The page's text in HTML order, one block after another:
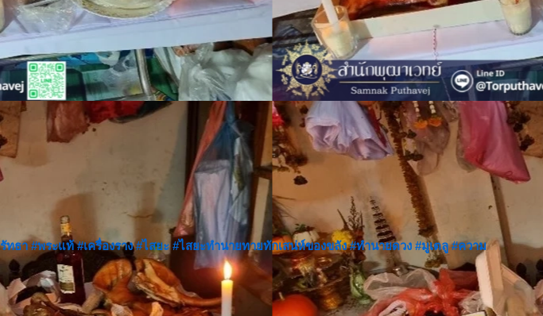
ทธา #พระแท้ #เครื่องราง #ไสยะ #ไสยะทำนายทายทักเสน่ห์ของขลัง #ทำนายดวง #มูเตลู #ความ